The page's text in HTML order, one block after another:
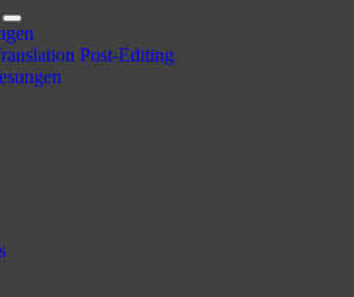
Post-Editing